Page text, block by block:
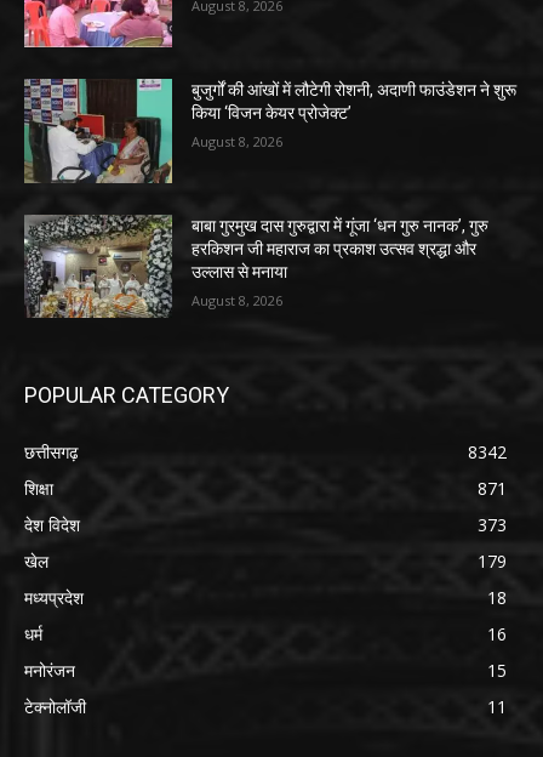
August 8, 2026
बुजुर्गों की आंखों में लौटेगी रोशनी, अदाणी फाउंडेशन ने शुरू
किया ‘विजन केयर प्रोजेक्ट’
August 8, 2026
बाबा गुरमुख दास गुरुद्वारा में गूंजा ‘धन गुरु नानक’, गुरु
हरकिशन जी महाराज का प्रकाश उत्सव श्रद्धा और
उल्लास से मनाया
August 8, 2026
POPULAR CATEGORY
छत्तीसगढ़
8342
शिक्षा
871
देश विदेश
373
खेल
179
मध्यप्रदेश
18
धर्म
16
मनोरंजन
15
टेक्नोलॉजी
11